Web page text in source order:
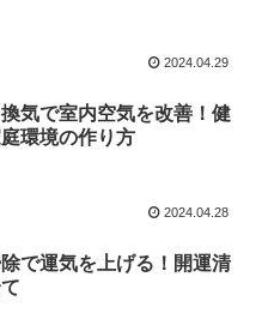
2024.04.29
気で室内空気を改善！健
環境の作り方
2024.04.28
で運気を上げる！開運清